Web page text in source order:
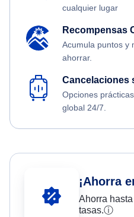
cualquier lugar
Recompensas
Acumula puntos y
ahorrar.
Cancelaciones
Opciones
global 24/7.
¡Ahorra
Ahorra hasta
tasas.ⓘ